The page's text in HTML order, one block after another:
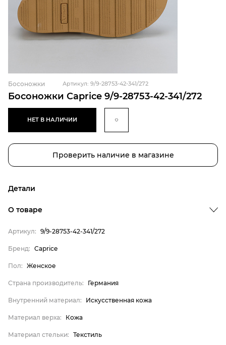
Босоножки Caprice 9/9-28753-42-341/272
Босоножки Артикул: 9/9-28753-42-341/272
НЕТ В НАЛИЧИИ
Проверить наличие в магазине
Детали
Бренд
Пол
Страна производитель
Внутренний материал
Caprice
Женское
О товаре
Артикул: 9/9-28753-42-341/272
Бренд: Caprice
Пол: Женское
Страна производитель: Германия
Внутренний материал: Искусственная кожа
Материал верха: Кожа
Материал стельки: Текстиль